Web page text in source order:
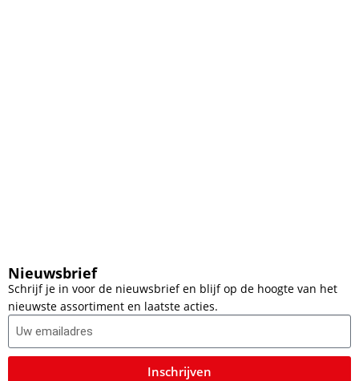
Nieuwsbrief
Schrijf je in voor de nieuwsbrief en blijf op de hoogte van het
nieuwste assortiment en laatste acties.
Inschrijven